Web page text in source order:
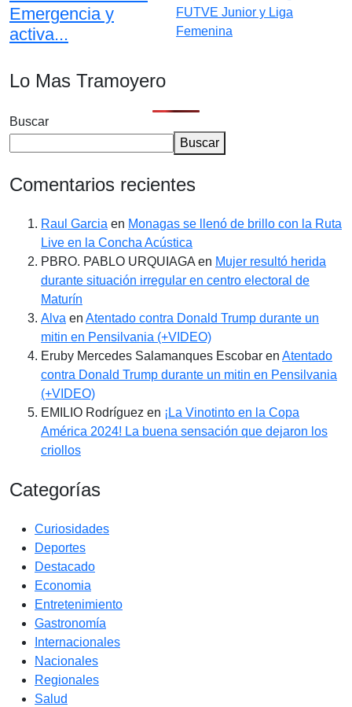
Emergencia y
activa...
Lo Mas Tramoyero
Buscar
Buscar
Comentarios recientes
Raul Garcia en Monagas se llenó de brillo con la Ruta
Live en la Concha Acústica
PBRO. PABLO URQUIAGA en Mujer resultó herida
durante situación irregular en centro electoral de
Maturín
Alva en Atentado contra Donald Trump durante un
mitin en Pensilvania (+VIDEO)
Eruby Mercedes Salamanques Escobar en Atentado
contra Donald Trump durante un mitin en Pensilvania
(+VIDEO)
EMILIO Rodríguez en ¡La Vinotinto en la Copa
América 2024! La buena sensación que dejaron los
criollos
Categorías
Curiosidades
Deportes
Destacado
Economia
Entretenimiento
Gastronomía
Internacionales
Nacionales
Regionales
Salud